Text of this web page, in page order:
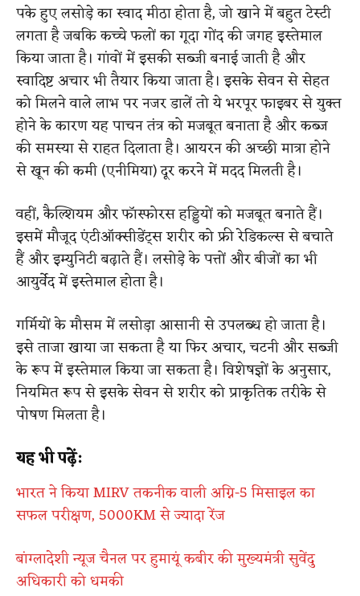
पके हुए लसोड़े का स्वाद मीठा होता है, जो खाने में बहुत टेस्टी
लगता है जबकि कच्चे फलों का गूदा गोंद की जगह इस्तेमाल
किया जाता है। गांवों में इसकी सब्जी बनाई जाती है और
स्वादिष्ट अचार भी तैयार किया जाता है। इसके सेवन से सेहत
को मिलने वाले लाभ पर नजर डालें तो ये भरपूर फाइबर से युक्त
होने के कारण यह पाचन तंत्र को मजबूत बनाता है और कब्ज
की समस्या से राहत दिलाता है। आयरन की अच्छी मात्रा होने
से खून की कमी (एनीमिया) दूर करने में मदद मिलती है।
वहीं, कैल्शियम और फॉस्फोरस हड्डियों को मजबूत बनाते हैं।
इसमें मौजूद एंटीऑक्सीडेंट्स शरीर को फ्री रेडिकल्स से बचाते
हैं और इम्युनिटी बढ़ाते हैं। लसोड़े के पत्तों और बीजों का भी
आयुर्वेद में इस्तेमाल होता है।
गर्मियों के मौसम में लसोड़ा आसानी से उपलब्ध हो जाता है।
इसे ताजा खाया जा सकता है या फिर अचार, चटनी और सब्जी
के रूप में इस्तेमाल किया जा सकता है। विशेषज्ञों के अनुसार,
नियमित रूप से इसके सेवन से शरीर को प्राकृतिक तरीके से
पोषण मिलता है।
यह भी पढ़ें:
भारत ने किया MIRV तकनीक वाली अग्नि-5 मिसाइल का
सफल परीक्षण, 5000KM से ज्यादा रेंज
बांग्लादेशी न्यूज चैनल पर हुमायूं कबीर की मुख्यमंत्री सुवेंदु
अधिकारी को धमकी